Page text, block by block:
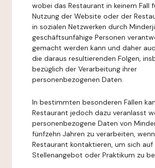
wobei das Restaurant in keinem Fall
Nutzung der Website oder der
in sozialen Netzwerken durch
geschäftsunfähige Personen
gemacht werden kann und daher
die daraus resultierenden Folgen,
bezüglich der Verarbeitung ihrer
personenbezogenen Daten.
In bestimmten besonderen Fällen
Restaurant jedoch dazu veranlasst
personenbezogene Daten von
fünfzehn Jahren zu verarbeiten,
Restaurant kontaktieren, um sich auf
Stellenangebot oder Praktikum zu